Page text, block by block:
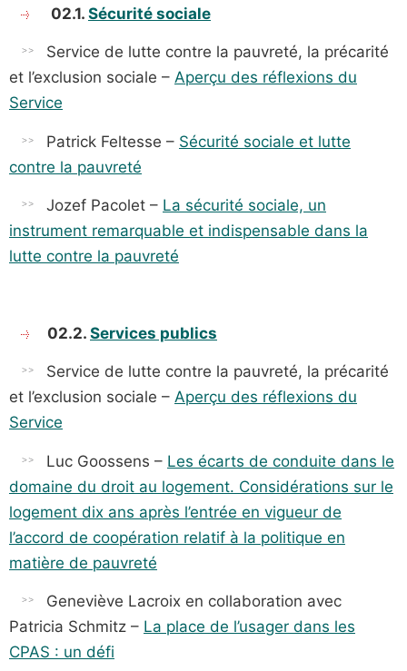
02.1. Sécurité sociale
Service de lutte contre la pauvreté, la précarité
et l’exclusion sociale – Aperçu des réflexions du
Service
Patrick Feltesse – Sécurité sociale et lutte
contre la pauvreté
Jozef Pacolet – La sécurité sociale, un
instrument remarquable et indispensable dans la
lutte contre la pauvreté
02.2. Services publics
Service de lutte contre la pauvreté, la précarité
et l’exclusion sociale – Aperçu des réflexions du
Service
Luc Goossens – Les écarts de conduite dans le
domaine du droit au logement. Considérations sur le
logement dix ans après l’entrée en vigueur de
l’accord de coopération relatif à la politique en
matière de pauvreté
Geneviève Lacroix en collaboration avec
Patricia Schmitz – La place de l’usager dans les
CPAS : un défi